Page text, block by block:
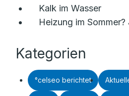
Kalk im Wasser
Heizung im Sommer?
Kategorien
°celseo berichtet